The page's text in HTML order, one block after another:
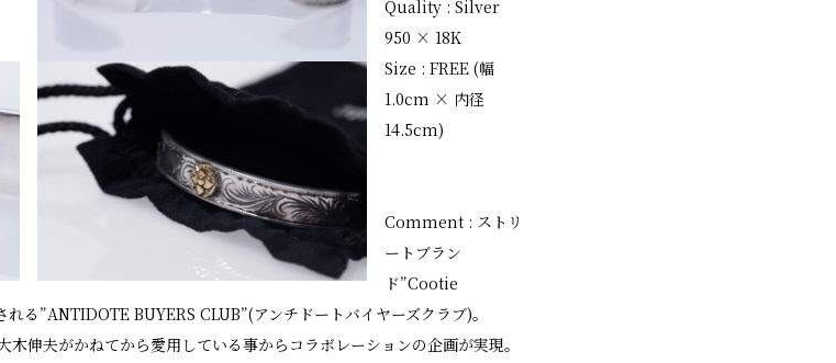
Quality : Silver
950 × 18K
Size : FREE (幅
1.0cm × 内径
14.5cm)
Comment : ストリ
ートブラン
ド”Cootie
る”ANTIDOTE BUYERS CLUB”(アンチドートバイヤーズクラブ)。
伸夫がかねてから愛用している事からコラボレーションの企画が実現。